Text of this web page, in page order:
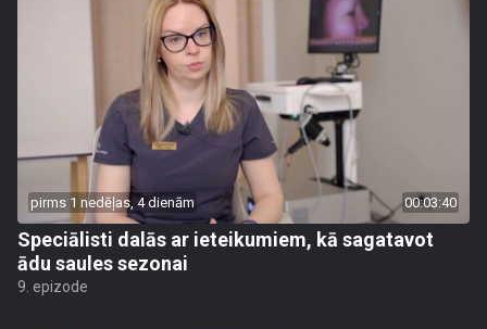
pirms 1 nedēļas, 4 dienām 00:03:40
Speciālisti dalās ar ieteikumiem, kā sagatavot
ādu saules sezonai
9. epizode